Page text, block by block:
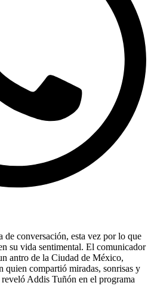
de conversación, esta vez por lo que
su vida sentimental. El comunicador
antro de la Ciudad de México,
quien compartió miradas, sonrisas y
Addis Tuñón en el programa